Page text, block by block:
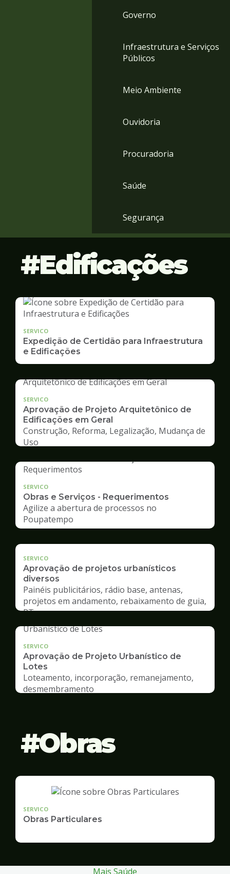
Governo
Infraestrutura e Serviços
Públicos
Meio Ambiente
Ouvidoria
Procuradoria
Saúde
Segurança
Edificações
SERVICO
Expedição de Certidão para Infraestrutura
e Edificações
SERVICO
Aprovação de Projeto Arquitetônico de
Edificações em Geral
Construção, Reforma, Legalização, Mudança de
Uso
SERVICO
Obras e Serviços - Requerimentos
Agilize a abertura de processos no
Poupatempo
SERVICO
Aprovação de projetos urbanísticos
diversos
Painéis publicitários, rádio base, antenas,
projetos em andamento, rebaixamento de guia,
RT
SERVICO
Aprovação de Projeto Urbanístico de
Lotes
Loteamento, incorporação, remanejamento,
desmembramento
Obras
SERVICO
Obras Particulares
Mais Saúde